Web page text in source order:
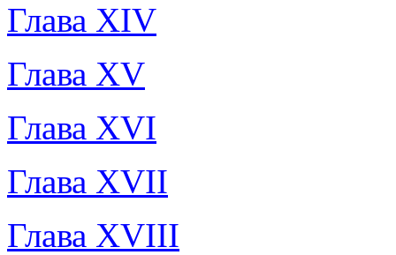
Глава XIV
Глава XV
Глава XVI
Глава XVII
Глава XVIII